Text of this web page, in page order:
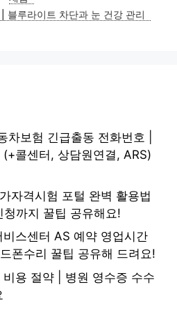
리
블루라이트 차단과 눈 건강 관리
차보험 긴급출동 전화번호 |
콜센터, 상담원연결, ARS)
자격시험 포털 완벽 활용법
청까지 꿀팁 공유해요!
스센터 AS 예약 영업시간
폰수리 꿀팁 공유해 드려요!
용 절약 | 병원 영수증 수수